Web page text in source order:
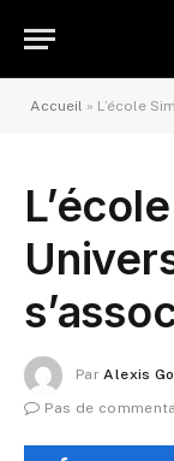
Accueil » L’école
Par Alexis
Pas de